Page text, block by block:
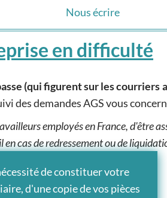
Nous écrire
en difficulté
(qui figurent sur les courriers
des demandes AGS vous
employés en France, d'être
cas de redressement ou de
de constituer votre
d'une copie de vos pièces